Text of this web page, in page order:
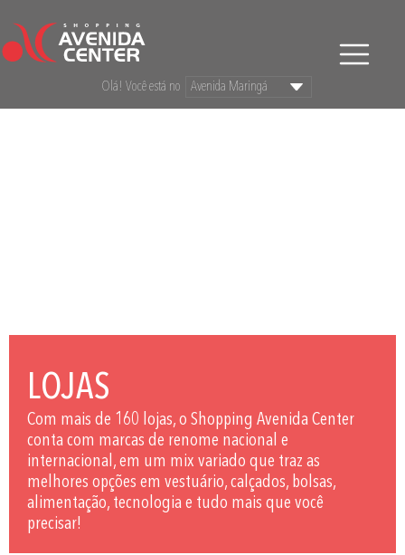
Olá! Você está no
LOJAS
Com mais de 160 lojas, o Shopping Avenida Center
conta com marcas de renome nacional e
internacional, em um mix variado que traz as
melhores opções em vestuário, calçados, bolsas,
alimentação, tecnologia e tudo mais que você
precisar!